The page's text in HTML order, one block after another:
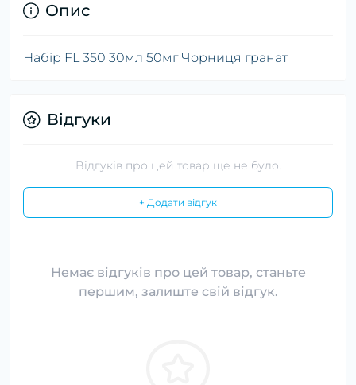
Опис
Набір FL 350 30мл 50мг Чорниця гранат
Відгуки
Відгуків про цей товар ще не було.
+ Додати відгук
Немає відгуків про цей товар, станьте
першим, залиште свій відгук.